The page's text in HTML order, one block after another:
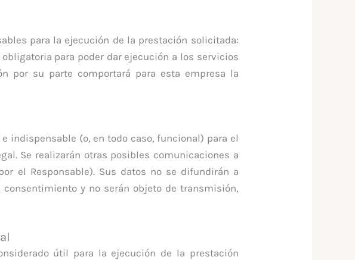
para la ejecución de la prestación solicitada:
para poder dar ejecución a los servicios
por su parte comportará para esta empresa la
indispensable (o, en todo caso, funcional) para el
Se realizarán otras posibles comunicaciones a
el Responsable). Sus datos no se difundirán a
y no serán objeto de transmisión,
útil para la ejecución de la prestación